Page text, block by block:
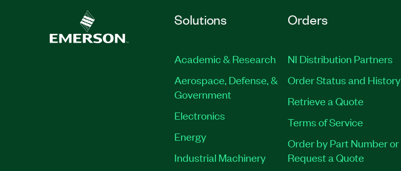
Solutions
Academic & Research
Aerospace, Defense, &
Government
Electronics
Energy
Industrial Machinery
Orders
NI Distribution Partners
Order Status and History
Retrieve a Quote
Terms of Service
Order by Part Number or
Request a Quote